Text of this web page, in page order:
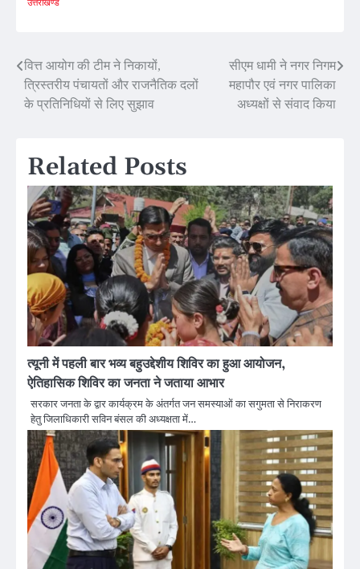
उत्तराखण्ड
Post
navigation
वित्त आयोग की टीम ने निकायों,
त्रिस्तरीय पंचायतों और राजनैतिक दलों
के प्रतिनिधियों से लिए सुझाव
सीएम धामी ने नगर निगम
महापौर एवं नगर पालिका
अध्यक्षों से संवाद किया
Related Posts
त्यूनी में पहली बार भव्य बहुउद्देशीय शिविर का हुआ आयोजन,
ऐतिहासिक शिविर का जनता ने जताया आभार
सरकार जनता के द्वार कार्यक्रम के अंतर्गत जन समस्याओं का सगुमता से निराकरण
हेतु जिलाधिकारी सविन बंसल की अध्यक्षता में…